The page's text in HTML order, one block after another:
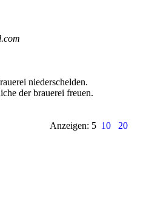
niederschelden.
der brauerei freuen.
Anzeigen: 5 10 20